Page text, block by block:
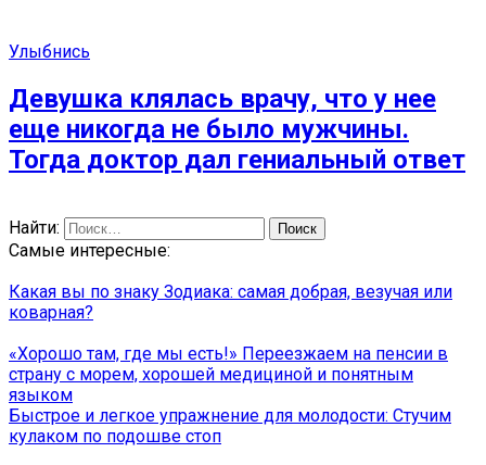
Улыбнись
Девушка клялась врачу, что у нее
еще никогда не было мужчины.
Тогда доктор дал гениальный ответ
Найти:
Самые интересные:
Какая вы по знаку Зодиака: самая добрая, везучая или
коварная?
«Хорошо там, где мы есть!» Переезжаем на пенсии в
страну с морем, хорошей медициной и понятным
языком
Быстрое и легкое упражнение для молодости: Стучим
кулаком по подошве стоп